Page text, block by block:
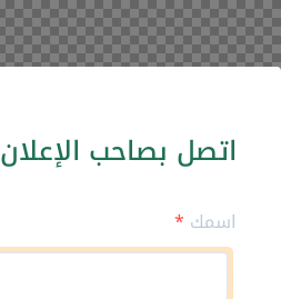
اتصل بصاحب الإعلان
اسمك *